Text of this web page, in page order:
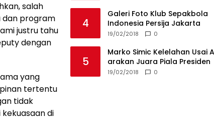
salah
dan program
justru tahu
dengan
yang
tertentu
tidak
di
4
Galeri Foto Klub Sepakbola
Indonesia Persija Jakarta
19/02/2018 0
5
Marko Simic Kelelahan Usai
arakan Juara Piala Presiden
19/02/2018 0